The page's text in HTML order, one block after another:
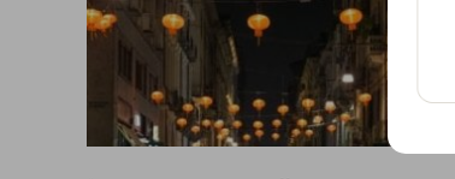
opportunità